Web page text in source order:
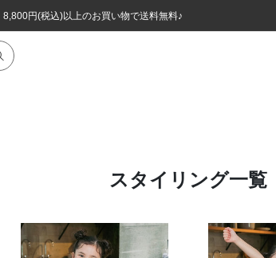
8,800円(税込)以上のお買い物で送料無料♪
ほぼ全品半額！！8/12(水)お昼12:59まで！！
8,800円(税込)以上のお買い物で送料無料♪
ほぼ全品半額！！8/12(水)お昼12:59まで！！
スタイリング一覧